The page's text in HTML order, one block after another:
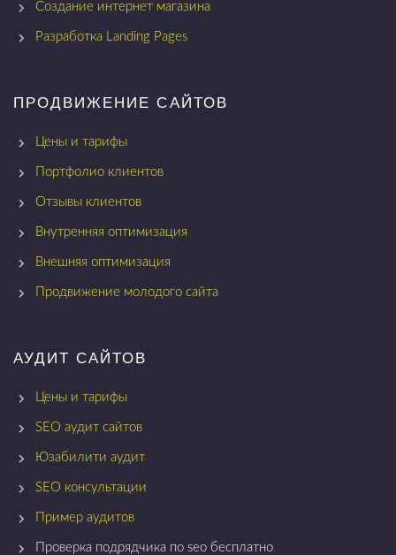
Создание интернет магазина
Разработка Landing Pages
ПРОДВИЖЕНИЕ САЙТОВ
Цены и тарифы
Портфолио клиентов
Отзывы клиентов
Внутренняя оптимизация
Внешняя оптимизация
Продвижение молодого сайта
АУДИТ САЙТОВ
Цены и тарифы
SEO аудит сайтов
Юзабилити аудит
SEO консультации
Пример аудитов
Проверка подрядчика по seo бесплатно